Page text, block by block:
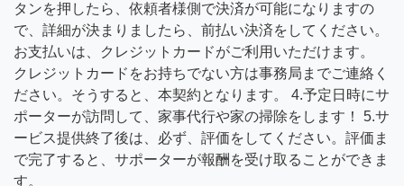
タンを押したら、依頼者様側で決済が可能になりますの
で、詳細が決まりましたら、前払い決済をしてください。
お支払いは、クレジットカードがご利用いただけます。
クレジットカードをお持ちでない方は事務局までご連絡く
ださい。そうすると、本契約となります。 4.予定日時にサ
ポーターが訪問して、家事代行や家の掃除をします！ 5.サ
ービス提供終了後は、必ず、評価をしてください。評価ま
で完了すると、サポーターが報酬を受け取ることができま
す。